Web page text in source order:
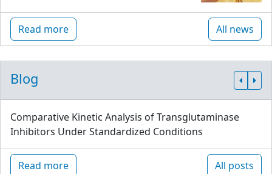
Read more All news
Blog
Comparative Kinetic Analysis of Transglutaminase
Inhibitors Under Standardized Conditions
Read more All posts